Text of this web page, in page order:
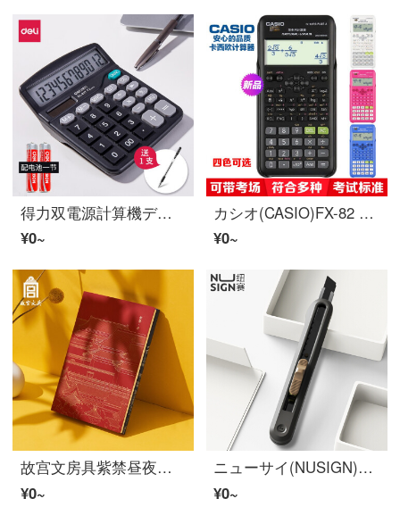
得力双電源計算機デスクトップオフィス用大画面大ボタン財務会計専用太陽エネルギー計算機文房具用品経典金837 ES
¥0~
カシオ(CASIO)FX-82 ES PLUS A多機能関数科学計算機中高生用大学院受験会計士試験コンピュータ智黒
¥0~
故宫文房具紫禁昼夜本多功能双面笔托子学生国潮报道本中高校学生赏品オフィス用品诞生日プレゼント开校プレゼントバレンタインデープレゼント紫禁昼夜本
¥0~
ニューサイ(NUSIGN)トランペットインパクトデザイン美工刀壁紙カッターオフィス用品尾部に折り曲げ器付きダークグレーNS 063
¥0~